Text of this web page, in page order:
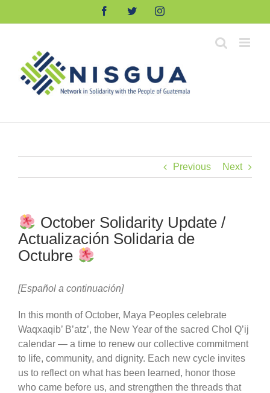
FacebookTwitterInstagram
Previous Next
October Solidarity Update /
Actualización Solidaria de
Octubre
[Español a continuación]
In this month of October, Maya Peoples celebrate
Waqxaqib’ B’atz’, the New Year of the sacred Chol Q’ij
calendar — a time to renew our collective commitment
to life, community, and dignity. Each new cycle invites
us to reflect on what has been learned, honor those
who came before us, and strengthen the threads that